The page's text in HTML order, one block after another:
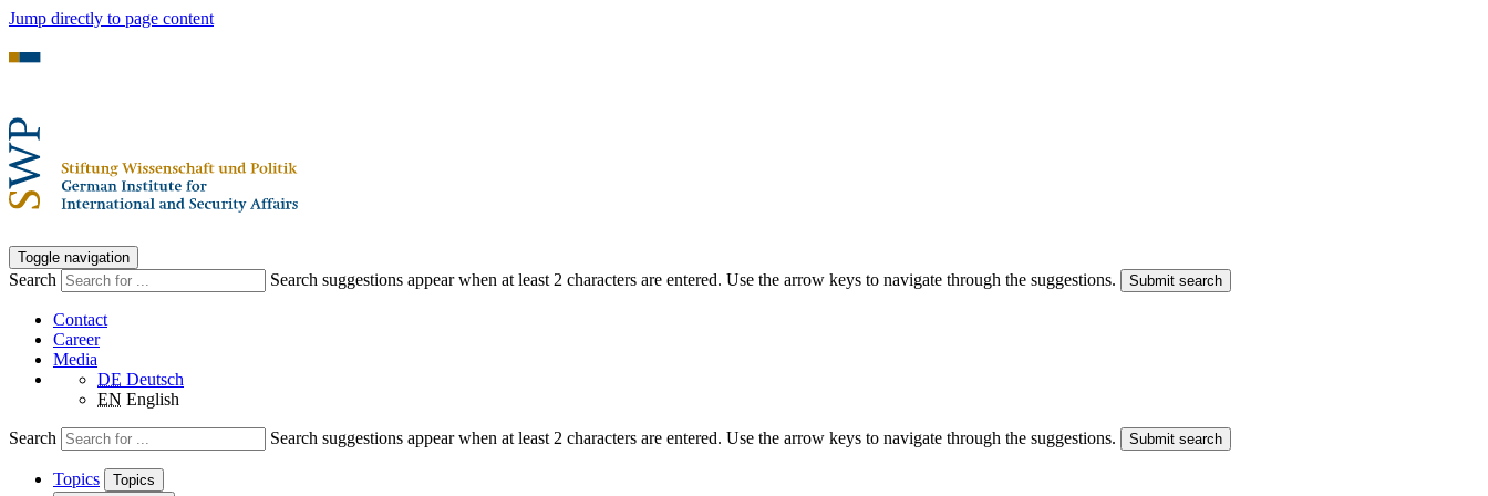
Jump directly to page content
Toggle navigation
Search Search suggestions appear when at least 2 characters are entered. Use the arrow keys to navigate through the suggestions. Submit search
Contact
Career
Media
DE Deutsch
EN English
Search Search suggestions appear when at least 2 characters are entered. Use the arrow keys to navigate through the suggestions. Submit search
Topics
Topics